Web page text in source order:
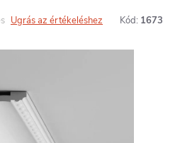
Ugrás az értékeléshez Kód: 1673